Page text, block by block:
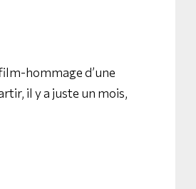
hommage d’une
il y a juste un mois,